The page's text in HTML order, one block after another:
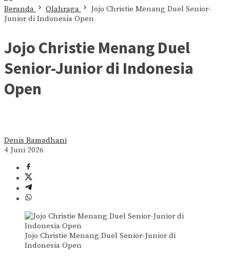
Beranda Olahraga
Jojo Christie Menang Duel Senior-
Junior di Indonesia Open
Jojo Christie Menang Duel
Senior-Junior di Indonesia
Open
Denis Ramadhani
4 Juni 2026
Jojo Christie Menang Duel Senior-Junior di
Indonesia Open